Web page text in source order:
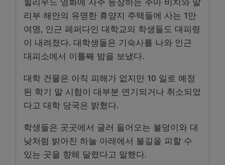
헐리우드 영화에 자주 등장하는 주마 비치와 말
리부 해안의 유명한 휴양지 주택들에 사는 1만
여명, 인근 페퍼다인 대학교의 학생들도 대피령
이 내려졌다. 대학생들은 기숙사를 나와 인근
대피소에서 이틀째 밤을 보냈다.
대학 건물은 아직 피해가 없지만 10 일로 예정
된 학기 말 시험이 대부분 연기되거나 취소되었
다고 대학 당국은 밝혔다.
학생들은 곳곳에서 굴러 들어오는 불덩이와 대
낮처럼 밝아진 하늘 아래에서 불길을 피할 수
있는 곳을 향해 달렸다고 말했다.